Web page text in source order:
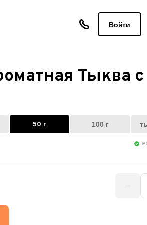
Войти
Тыква
50 г 100 г